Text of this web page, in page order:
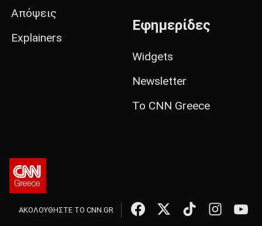
Απόψεις
Explainers
Εφημερίδες
Widgets
Newsletter
Το CNN Greece
ΑΚΟΛΟΥΘΗΣΤΕ ΤΟ CNN.GR